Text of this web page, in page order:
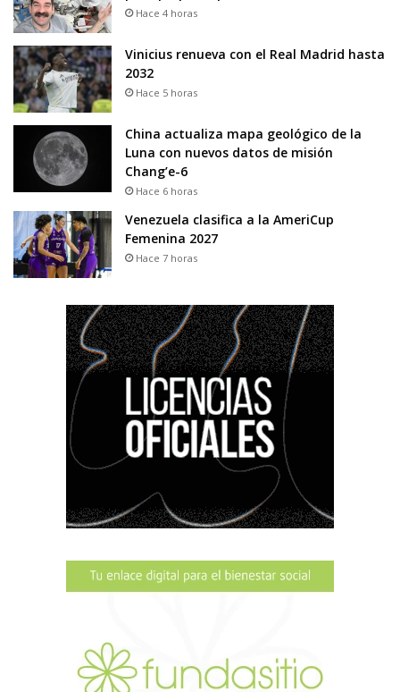
Hace 4 horas
Vinicius renueva con el Real Madrid hasta
2032
Hace 5 horas
China actualiza mapa geológico de la
Luna con nuevos datos de misión
Chang’e-6
Hace 6 horas
Venezuela clasifica a la AmeriCup
Femenina 2027
Hace 7 horas